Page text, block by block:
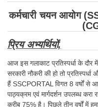
कर्मचारी चयन आयोग
प्रिय अभ्यर्थियों,
आज इस गलाकाट प्रतिस्पर्धा के दौर
सरकारी नौकरी की हो तो
हैं SSCPORTAL विगत 8 वर्षों से
पाठ्यक्रम एवं मार्गदर्शन उपलब्ध
करीब 75% है। पिछले तीन वर्षों में